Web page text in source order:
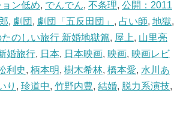
ン低め, でんでん, 不条理, 公開：2011
, 劇団 , 劇団「五反田団」 , 占い師, 地獄,
のしい旅行 新婚地獄篇, 屋上, 山里亮
婚旅行, 日本, 日本映画, 映画, 映画レビ
利史, 柄本明, 樹木希林, 橋本愛, 水川あ
り , 珍道中, 竹野内豊, 結婚, 脱力系演技,